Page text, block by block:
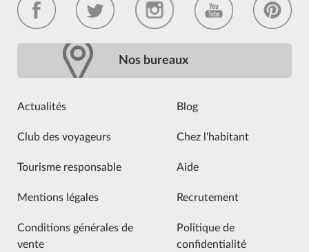
Nos bureaux
Actualités Blog
Club des voyageurs Chez l'habitant
Tourisme responsable Aide
Mentions légales Recrutement
Conditions générales de
vente
Politique de
confidentialité